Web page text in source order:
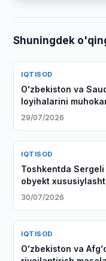
Shuningdek
IQTISOD
Oʻzbekiston va
loyihalarini
29/07/2026
IQTISOD
Toshkentda
obyekt
30/07/2026
IQTISOD
Oʻzbekiston va